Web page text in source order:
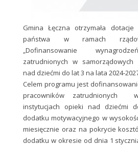
Gmina Łęczna otrzymała
państwa w ramach
„Dofinansowanie
zatrudnionych w samorządowych
nad dziećmi do lat 3 na lata 2024-
Celem programu jest
pracowników zatrudnionych w
instytucjach opieki nad dziećmi
dodatku motywacyjnego w
miesięcznie oraz na pokrycie
dodatku w okresie od dnia 1